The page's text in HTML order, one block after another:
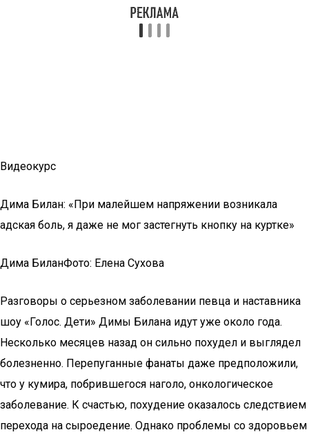
Видеокурс
Дима Билан: «При малейшем напряжении возникала
адская боль, я даже не мог застегнуть кнопку на куртке»
Дима БиланФото: Елена Сухова
Разговоры о серьезном заболевании певца и наставника
шоу «Голос. Дети» Димы Билана идут уже около года.
Несколько месяцев назад он сильно похудел и выглядел
болезненно. Перепуганные фанаты даже предположили,
что у кумира, побрившегося наголо, онкологическое
заболевание. К счастью, похудение оказалось следствием
перехода на сыроедение. Однако проблемы со здоровьем